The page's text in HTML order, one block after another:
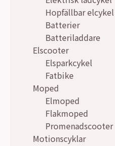
Hopfällbar elcykel
Batterier
Batteriladdare
Elscooter
Elsparkcykel
Fatbike
Moped
Elmoped
Flakmoped
Promenadscooter
Motionscyklar